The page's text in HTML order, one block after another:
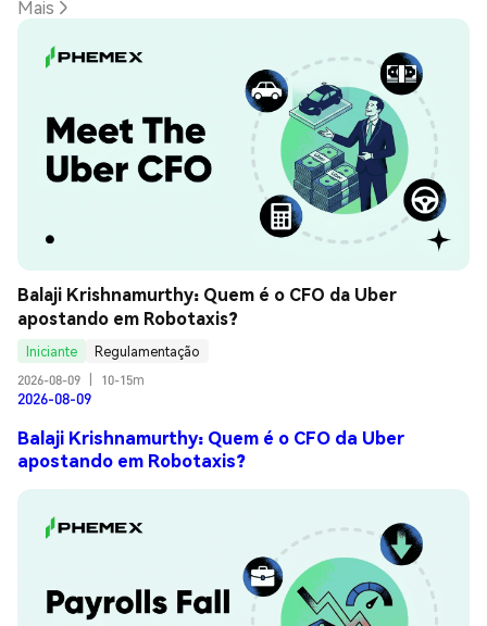
Mais
Balaji Krishnamurthy: Quem é o CFO da Uber
apostando em Robotaxis?
Iniciante
Regulamentação
2026-08-09
10-15m
2026-08-09
Balaji Krishnamurthy: Quem é o CFO da Uber
apostando em Robotaxis?